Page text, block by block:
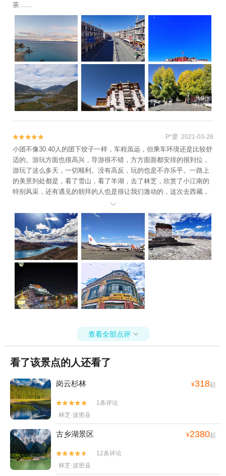
茶……
共9张

 P*爱 2021-03-28
小团不像30.40人的团下饺子一样，车程虽远，但乘车环境还是比较舒
适的。游玩方面也很高兴，导游很不错，方方面面都安排的很到位，
游玩了这么多天，一切顺利。没有高反，玩的也是不亦乐乎。一路上
的美景到处都是，看了雪山，看了羊湖，去了林芝，欣赏了小江南的
特别风采，还有遇见的朝拜的人也是很让我们激动的，这次去西藏，
也算是挑战了我们自己。大美西藏，来一次真的很震撼，很值得。

查看全部点评 
看了该景点的人还看了
岗云杉林 ¥318起


1条评论
林芝·波密县
古乡湖景区 ¥2380起


12条评论
林芝·波密县